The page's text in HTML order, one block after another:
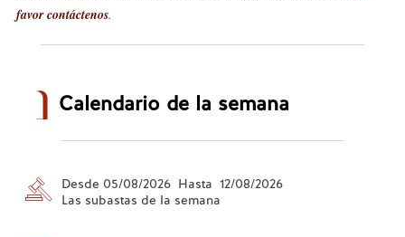
favor contáctenos.
Calendario de la semana
Desde 05/08/2026 Hasta 12/08/2026
Las subastas de la semana